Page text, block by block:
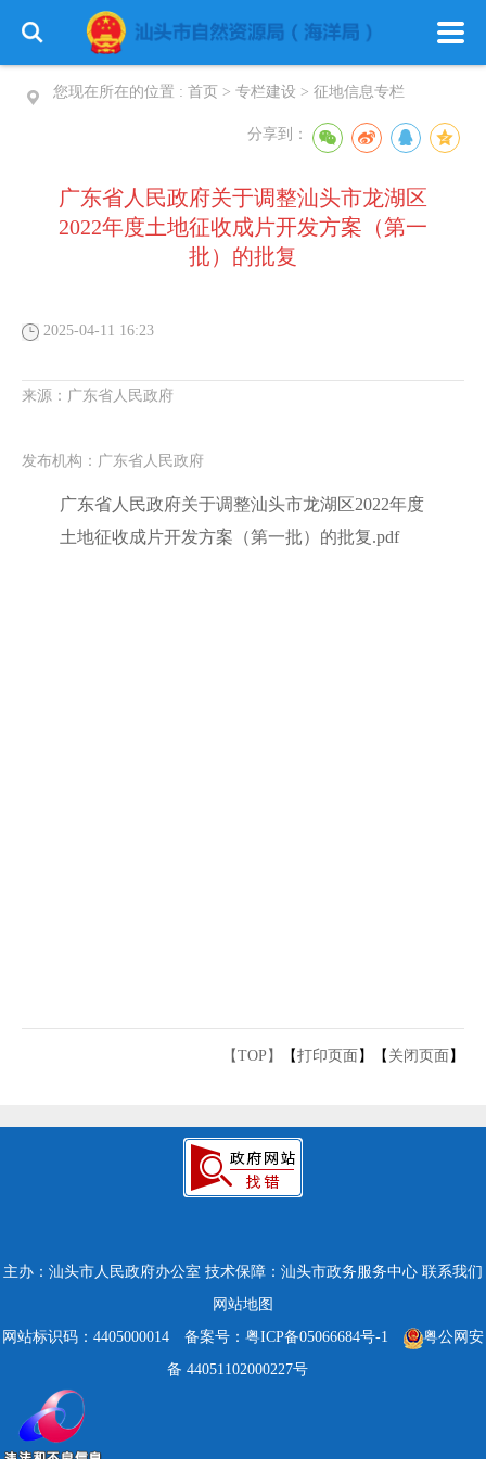
您现在所在的位置 : 首页 > 专栏建设 > 征地信息专栏
分享到：
广东省人民政府关于调整汕头市龙湖区
2022年度土地征收成片开发方案（第一
批）的批复
2025-04-11 16:23
来源： 广东省人民政府
发布机构： 广东省人民政府
广东省人民政府关于调整汕头市龙湖区2022年度
土地征收成片开发方案（第一批）的批复.pdf
【TOP】 【打印页面 】【 关闭页面 】
主办：汕头市人民政府办公室 技术保障：汕头市政务服务中心 联系我们
网站地图
网站标识码：4405000014
备案号：粤ICP备05066684号-1
粤公网安
备 44051102000227号